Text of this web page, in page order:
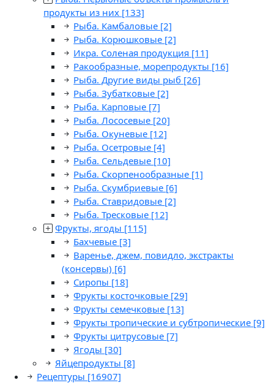
продукты из них [133]
Рыба. Камбаловые [2]
Рыба. Корюшковые [2]
Икра. Соленая продукция [11]
Ракообразные, морепродукты [16]
Рыба. Другие виды рыб [26]
Рыба. Зубатковые [2]
Рыба. Карповые [7]
Рыба. Лососевые [20]
Рыба. Окуневые [12]
Рыба. Осетровые [4]
Рыба. Сельдевые [10]
Рыба. Скорпенообразные [1]
Рыба. Скумбриевые [6]
Рыба. Ставридовые [2]
Рыба. Тресковые [12]
Фрукты, ягоды [115]
Бахчевые [3]
Варенье, джем, повидло, экстракты
(консервы) [6]
Сиропы [18]
Фрукты косточковые [29]
Фрукты семечковые [13]
Фрукты тропические и субтропические [9]
Фрукты цитрусовые [7]
Ягоды [30]
Яйцепродукты [8]
Рецептуры [16907]